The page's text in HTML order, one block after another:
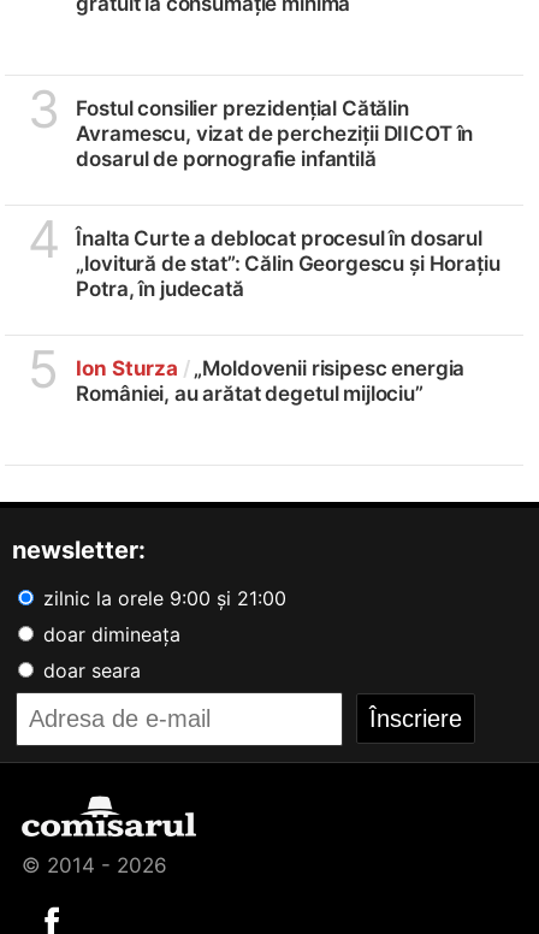
3
Fostul consilier prezidențial Cătălin
Avramescu, vizat de percheziții DIICOT în
dosarul de pornografie infantilă
4
Înalta Curte a deblocat procesul în dosarul
„lovitură de stat”: Călin Georgescu și Horațiu
Potra, în judecată
5 Ion Sturza /„Moldovenii risipesc energia
României, au arătat degetul mijlociu”
newsletter:
zilnic la orele 9:00 și 21:00
doar dimineața
doar seara
© 2014 - 2026